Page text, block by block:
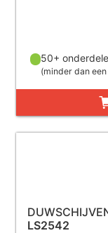
50+
(minder dan
LS2542